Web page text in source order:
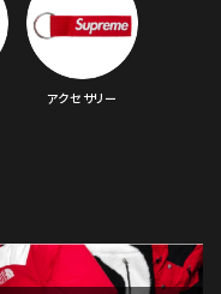
アクセサリー